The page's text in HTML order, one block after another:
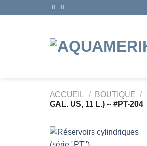
ACCUEIL / BOUTIQUE /
GAL. US, 11 L.) -- #PT-204
+